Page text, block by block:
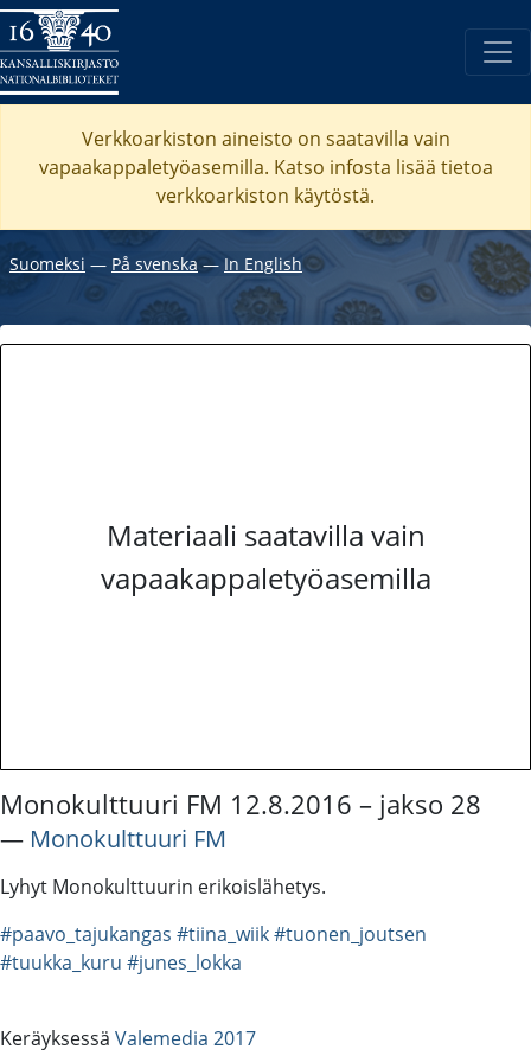
Verkkoarkiston aineisto on saatavilla vain
vapaakappaletyöasemilla. Katso infosta lisää tietoa
verkkoarkiston käytöstä.
Suomeksi ― På svenska ― In English
Materiaali saatavilla vain
vapaakappaletyöasemilla
Monokulttuuri FM 12.8.2016 – jakso 28
― Monokulttuuri FM
Lyhyt Monokulttuurin erikoislähetys.
#paavo_tajukangas #tiina_wiik#tuonen_joutsen
#tuukka_kuru #junes_lokka
Keräyksessä Valemedia 2017